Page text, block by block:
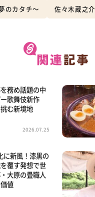
のカタチ～ 佐々木蔵之介
務め話題の中
歌舞伎新作
む新境地
2026.07.25
に新風！漆黒の
覆す発想で世
大原の畳職人
値